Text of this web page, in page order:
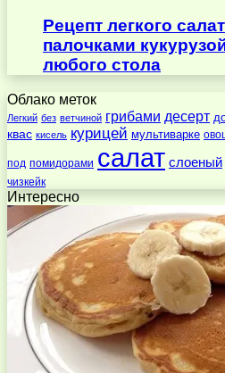
Рецепт легкого
палочками
любого стола
Облако меток
Легкий без ветчиной грибами десерт
квас кисель курицей мультиварке
под помидорами салат слоеный
чизкейк
Интересно